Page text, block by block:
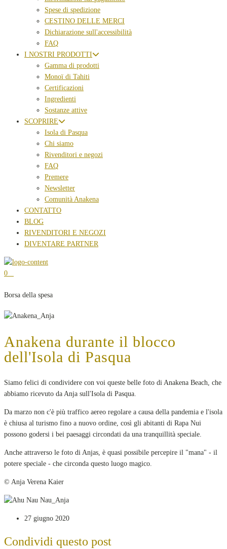
Spese di spedizione
CESTINO DELLE MERCI
Dichiarazione sull'accessibilità
FAQ
I NOSTRI PRODOTTI
Gamma di prodotti
Monoï di Tahiti
Certificazioni
Ingredienti
Sostanze attive
SCOPRIRE
Isola di Pasqua
Chi siamo
Rivenditori e negozi
FAQ
Premere
Newsletter
Comunità Anakena
CONTATTO
BLOG
RIVENDITORI E NEGOZI
DIVENTARE PARTNER
0
Borsa della spesa
Anakena durante il blocco
dell'Isola di Pasqua
Siamo felici di condividere con voi queste belle foto di Anakena Beach, che
abbiamo ricevuto da Anja sull'Isola di Pasqua.
Da marzo non c'è più traffico aereo regolare a causa della pandemia e l'isola
è chiusa al turismo fino a nuovo ordine, così gli abitanti di Rapa Nui
possono godersi i bei paesaggi circondati da una tranquillità speciale.
Anche attraverso le foto di Anjas, è quasi possibile percepire il "mana" - il
potere speciale - che circonda questo luogo magico.
© Anja Verena Kaier
27 giugno 2020
Condividi questo post